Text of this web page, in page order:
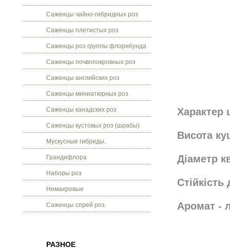
Саженцы чайно-гибридных роз
Саженцы плетистых роз
Саженцы роз группы флорибунда
Саженцы почвопокровных роз
Саженцы английских роз
Саженцы миниатюрных роз
Саженцы канадских роз
Саженцы кустовых роз (шрабы)
Мускусные гибриды.
Грандифлора
Наборы роз
Немахровые
Саженцы спрей роз.
РАЗНОЕ
Характер
Висота
Діаметр
Аромат -